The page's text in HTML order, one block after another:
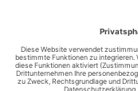
Einfach ein
und